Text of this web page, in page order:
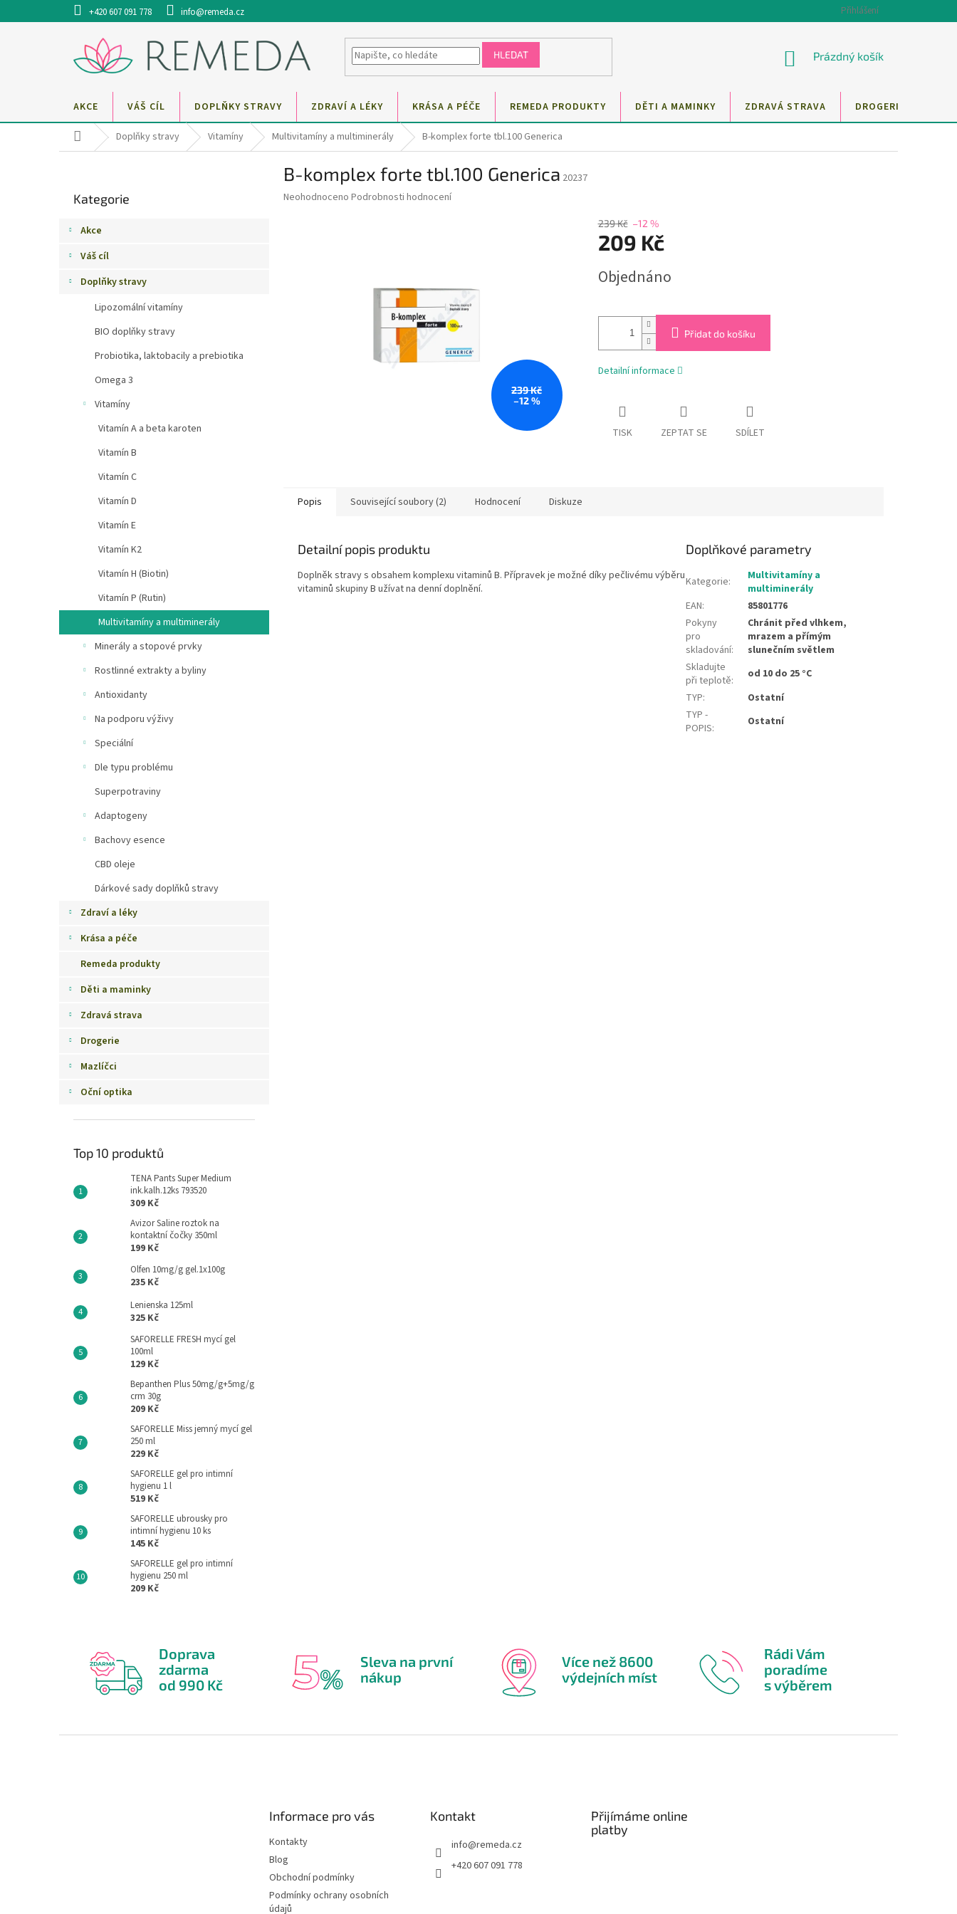
na
+420 607 091 778 info@remeda.cz Přihlášení
HLEDAT
NÁKUPNÍ
Prázdný košík
AKCE VÁŠ CÍL DOPLŇKY STRAVY ZDRAVÍ A LÉKY KRÁSA A PÉČE REMEDA PRODUKTY DĚTI A MAMINKY ZDRAVÁ STRAVA DROGERIE
Domů Doplňky stravy Vitamíny Multivitamíny a multiminerály B-komplex forte tbl.100 Generica
kategorie
Kategorie
Akce
Váš cíl
Doplňky stravy
Lipozomální vitamíny
BIO doplňky stravy
Probiotika, laktobacily a prebiotika
Omega 3
Vitamíny
Vitamín A a beta karoten
Vitamín B
Vitamín C
Vitamín D
Vitamín E
Vitamín K2
Vitamín H (Biotin)
Vitamín P (Rutin)
Multivitamíny a multiminerály
Minerály a stopové prvky
Rostlinné extrakty a byliny
Antioxidanty
Na podporu výživy
Speciální
Dle typu problému
Superpotraviny
Adaptogeny
Bachovy esence
CBD oleje
Dárkové sady doplňků stravy
Zdraví a léky
Krása a péče
Remeda produkty
Děti a maminky
Zdravá strava
Drogerie
Mazlíčci
Oční optika
Top 10 produktů
TENA Pants Super Medium
ink.kalh.12ks 793520
309 Kč
Avizor Saline roztok na
kontaktní čočky 350ml
199 Kč
Olfen 10mg/g gel.1x100g
235 Kč
Lenienska 125ml
325 Kč
SAFORELLE FRESH mycí gel
100ml
129 Kč
Bepanthen Plus 50mg/g+5mg/g
crm 30g
209 Kč
SAFORELLE Miss jemný mycí gel
250 ml
229 Kč
SAFORELLE gel pro intimní
hygienu 1 l
519 Kč
SAFORELLE ubrousky pro
intimní hygienu 10 ks
145 Kč
SAFORELLE gel pro intimní
hygienu 250 ml
209 Kč
B-komplex forte tbl.100 Generica 20237
Průměrné
Neohodnoceno Podrobnosti hodnocení
239 Kč
–12 %
239 Kč –12 %
209 Kč
cena:
Objednáno
Přidat do košíku
Detailní informace
TISK ZEPTAT SE SDÍLET
Popis Související soubory (2) Hodnocení Diskuze
Detailní popis produktu
Doplněk stravy s obsahem komplexu vitaminů B. Přípravek je možné díky pečlivému výběru
vitaminů skupiny B užívat na denní doplnění.
Doplňkové parametry
Kategorie:
Multivitamíny a
multiminerály
EAN:
85801776
Pokyny
pro
skladování:
Chránit před vlhkem,
mrazem a přímým
slunečním světlem
Skladujte
při teplotě:
od 10 do 25 °C
TYP:
Ostatní
TYP -
POPIS: Ostatní
Doprava
zdarma
od 990 Kč
Sleva na první
nákup
Více než 8600
výdejních míst
Rádi Vám
poradíme
s výběrem
Informace pro vás
Kontakty
Blog
Obchodní podmínky
Podmínky ochrany osobních
údajů
Kontakt
info@remeda.cz
+420 607 091 778
Přijímáme online
platby